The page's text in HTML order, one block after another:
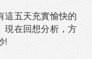
這五天充實愉快的
現在回想分析，方
!